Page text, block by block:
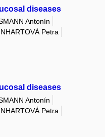
diseases
Antonín
Petra
diseases
Antonín
Petra